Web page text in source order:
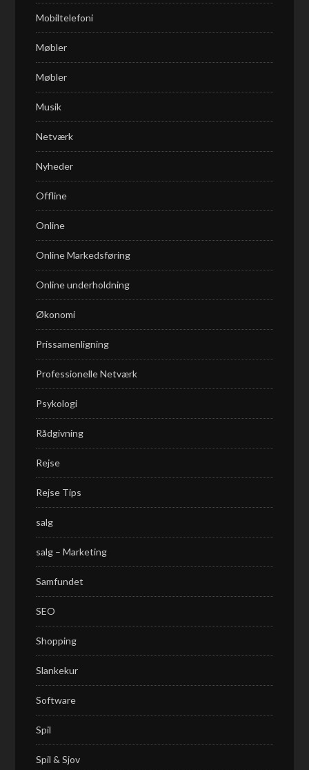
Mobiltelefoni
Møbler
Møbler
Musik
Netværk
Nyheder
Offline
Online
Online Markedsføring
Online underholdning
Økonomi
Prissamenligning
Professionelle Netværk
Psykologi
Rådgivning
Rejse
Rejse Tips
salg
salg – Marketing
Samfundet
SEO
Shopping
Slankekur
Software
Spil
Spil & Sjov